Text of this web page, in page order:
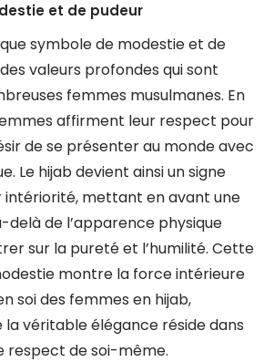
et de pudeur
symbole de modestie et de
valeurs profondes qui sont
femmes musulmanes. En
affirment leur respect pour
de se présenter au monde avec
Le hijab devient ainsi un signe
intériorité, mettant en avant une
delà de l’apparence physique
sur la pureté et l’humilité. Cette
montre la force intérieure
soi des femmes en hijab,
véritable élégance réside dans
respect de soi-même.